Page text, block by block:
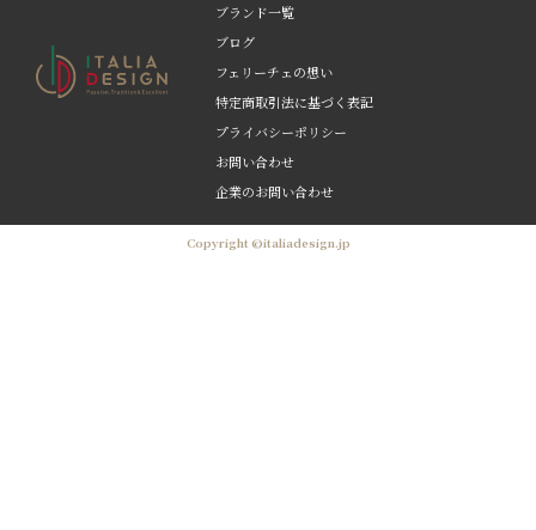
ブランド一覧
ブログ
フェリーチェの想い
特定商取引法に基づく表記
プライバシーポリシー
お問い合わせ
企業のお問い合わせ
Copyright ©italiadesign.jp